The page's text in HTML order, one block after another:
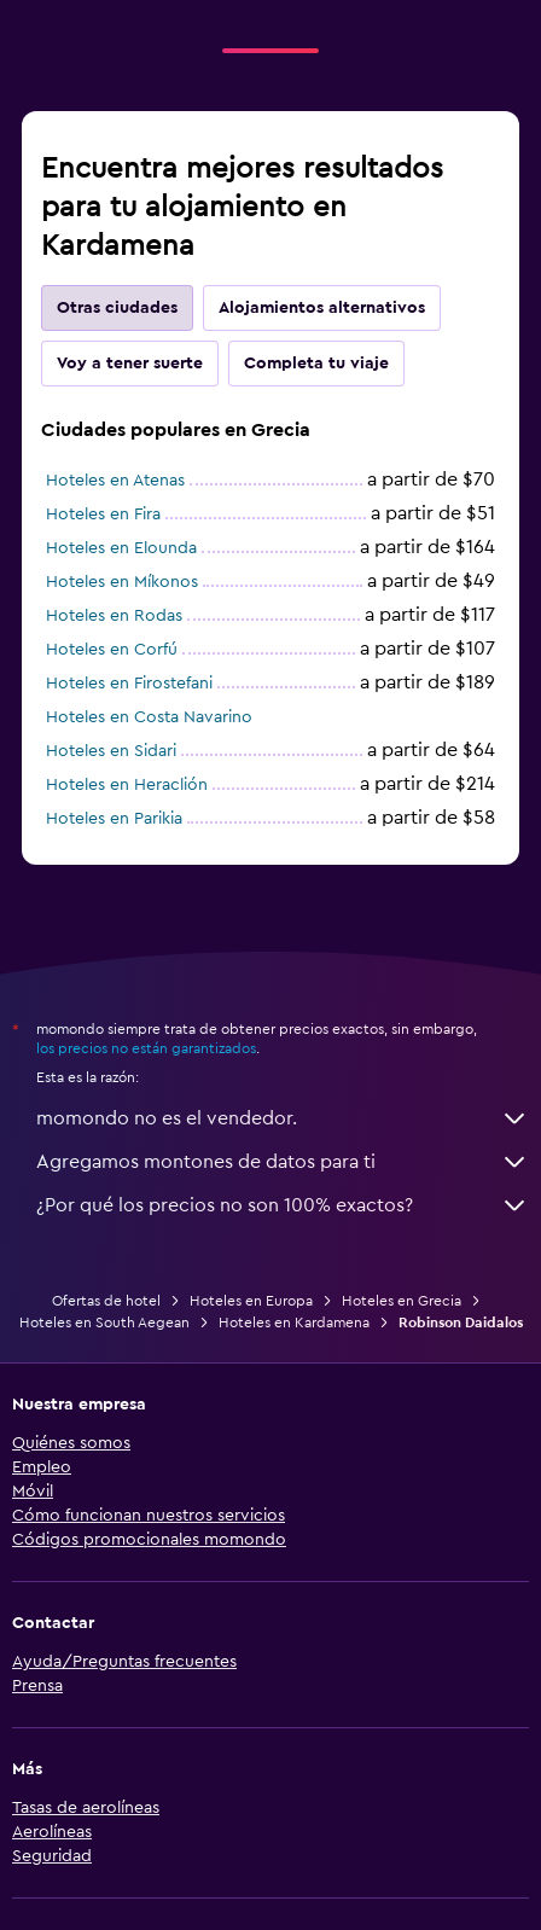
Encuentra mejores resultados
para tu alojamiento en
Kardamena
Otras ciudades Alojamientos alternativos
Voy a tener suerte Completa tu viaje
Ciudades populares en Grecia
Hoteles en Atenas a partir de $70
Hoteles en Fira a partir de $51
Hoteles en Elounda a partir de $164
Hoteles en Míkonos a partir de $49
Hoteles en Rodas a partir de $117
Hoteles en Corfú a partir de $107
Hoteles en Firostefani a partir de $189
Hoteles en Costa Navarino
Hoteles en Sidari
a partir de $64
Hoteles en Heraclión a partir de $214
Hoteles en Parikia a partir de $58
*
momondo siempre trata de obtener precios exactos, sin embargo,
los precios no están garantizados
Esta es la razón:
momondo no es el vendedor.
Agregamos montones de datos para ti
¿Por qué los precios no son 100% exactos?
Ofertas de hotel Hoteles en Europa
Hoteles en Grecia
Hoteles en South Aegean
Hoteles en Kardamena Robinson Daidalos
Nuestra empresa
Quiénes somos
Empleo
Móvil
Cómo funcionan nuestros servicios
Códigos promocionales momondo
Contactar
Ayuda/Preguntas frecuentes
Prensa
Más
Tasas de aerolíneas
Aerolíneas
Seguridad